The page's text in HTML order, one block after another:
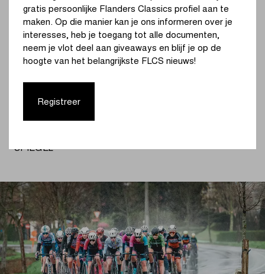
jeugdwedstrijden hun
eigen toneel te geven,
krijgen de jonge
schitteren, op en naast
de fiets
SPIEGEL
gratis persoonlijke Flanders Classics profiel aan te
maken. Op die manier kan je ons informeren over je
interesses, heb je toegang tot alle documenten,
neem je vlot deel aan giveaways en blijf je op de
hoogte van het belangrijkste FLCS nieuws!
Registreer